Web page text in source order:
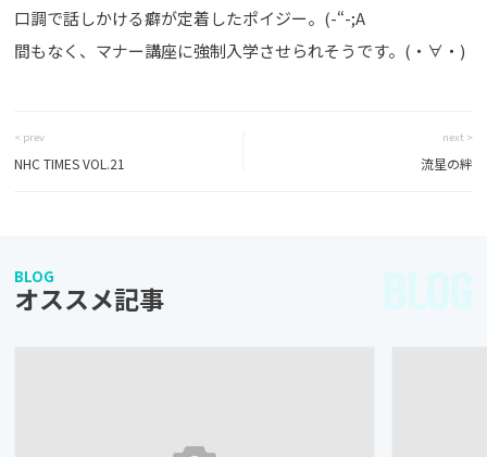
口調で話しかける癖が定着したポイジー。(-“-;A
間もなく、マナー講座に強制入学させられそうです。(・∀・)
< prev
NHC TIMES VOL.21
next >
流星の絆
BLOG
オススメ記事